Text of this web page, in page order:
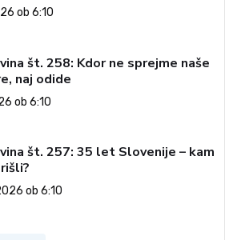
ob 6:10
št. 258: Kdor ne sprejme naše
naj odide
ob 6:10
št. 257: 35 let Slovenije – kam
ob 6:10